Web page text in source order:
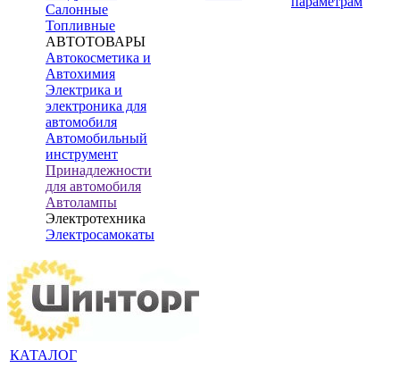
Салонные
Топливные
АВТОТОВАРЫ
Автокосметика и
Автохимия
Электрика и
электроника для
автомобиля
Автомобильный
инструмент
Принадлежности
для автомобиля
Автолампы
Электротехника
Электросамокаты
КАТАЛОГ